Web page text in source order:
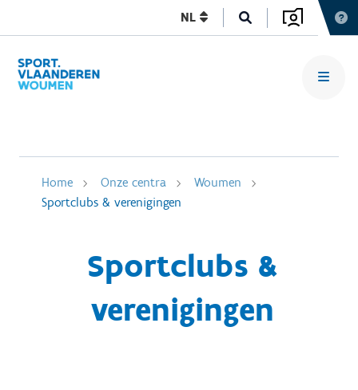
NL
Home Onze centra
Woumen
Sportclubs & verenigingen
Sportclubs &
verenigingen